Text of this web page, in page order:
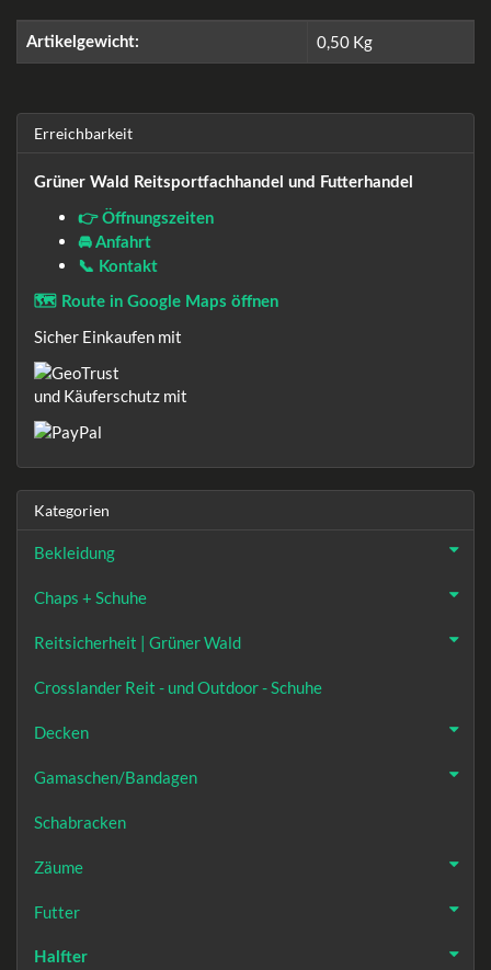
Artikelgewicht: 0,50 Kg
Erreichbarkeit
Grüner Wald Reitsportfachhandel und Futterhandel
👉 Öffnungszeiten
🚘 Anfahrt
📞 Kontakt
🗺️ Route in Google Maps öffnen
Sicher Einkaufen mit
und Käuferschutz mit
Kategorien
Bekleidung
Chaps + Schuhe
Reitsicherheit | Grüner Wald
Crosslander Reit - und Outdoor - Schuhe
Decken
Gamaschen/Bandagen
Schabracken
Zäume
Futter
Halfter